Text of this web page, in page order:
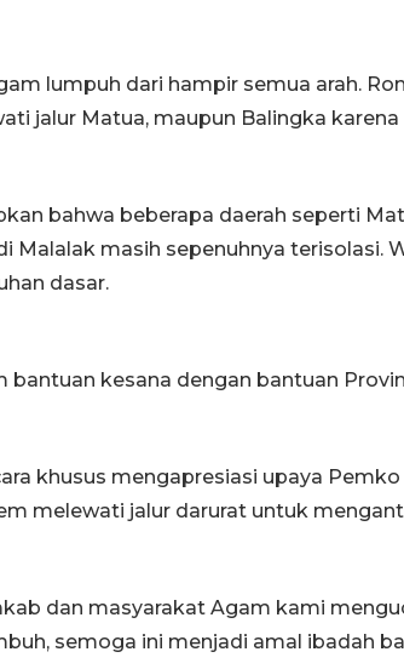
lumpuh dari hampir semua arah.
jalur Matua, maupun Balingka
bahwa beberapa daerah seperti
Malalak masih sepenuhnya terisolasi.
dasar.
bantuan kesana dengan bantuan
khusus mengapresiasi upaya
melewati jalur darurat untuk
dan masyarakat Agam kami
semoga ini menjadi amal ibadah